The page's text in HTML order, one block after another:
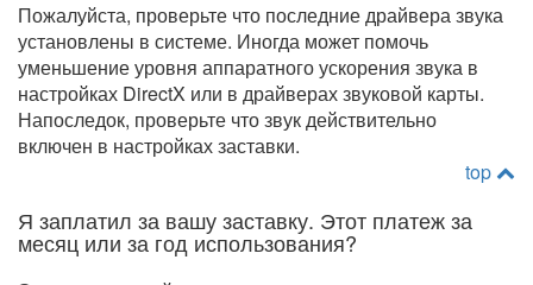
Пожалуйста, проверьте что последние драйвера звука
установлены в системе. Иногда может помочь
уменьшение уровня аппаратного ускорения звука в
настройках DirectX или в драйверах звуковой карты.
Напоследок, проверьте что звук действительно
включен в настройках заставки.
top
Я заплатил за вашу заставку. Этот платеж за
месяц или за год использования?